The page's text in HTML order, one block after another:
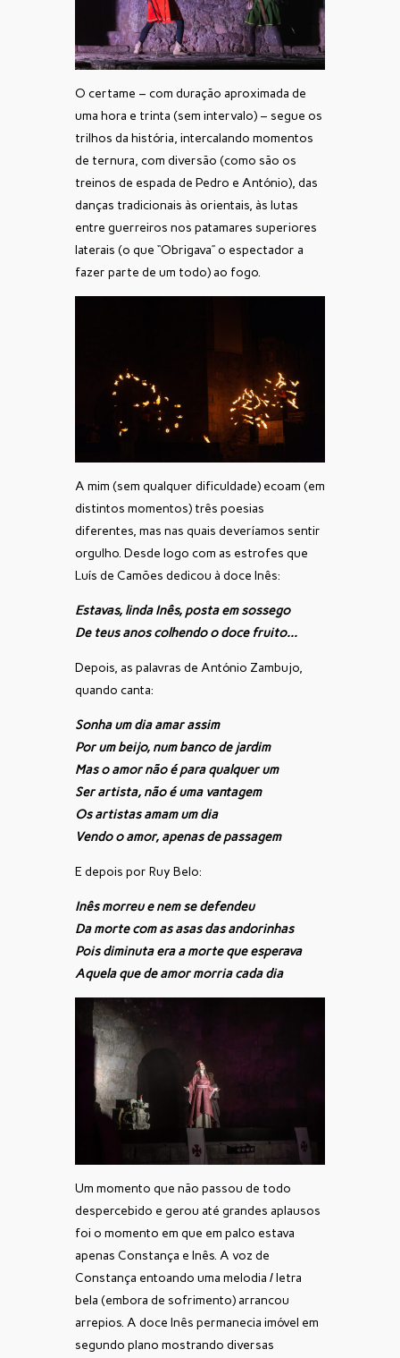
O certame – com duração aproximada de
uma hora e trinta (sem intervalo) – segue os
trilhos da história, intercalando momentos
de ternura, com diversão (como são os
treinos de espada de Pedro e António), das
danças tradicionais às orientais, às lutas
entre guerreiros nos patamares superiores
laterais (o que “Obrigava” o espectador a
fazer parte de um todo) ao fogo.
A mim (sem qualquer dificuldade) ecoam (em
distintos momentos) três poesias
diferentes, mas nas quais deveríamos sentir
orgulho. Desde logo com as estrofes que
Luís de Camões dedicou à doce Inês:
Estavas, linda Inês, posta em sossego
De teus anos colhendo o doce fruito…
Depois, as palavras de António Zambujo,
quando canta:
Sonha um dia amar assim
Por um beijo, num banco de jardim
Mas o amor não é para qualquer um
Ser artista, não é uma vantagem
Os artistas amam um dia
Vendo o amor, apenas de passagem
E depois por Ruy Belo:
Inês morreu e nem se defendeu
Da morte com as asas das andorinhas
Pois diminuta era a morte que esperava
Aquela que de amor morria cada dia
Um momento que não passou de todo
despercebido e gerou até grandes aplausos
foi o momento em que em palco estava
apenas Constança e Inês. A voz de
Constança entoando uma melodia / letra
bela (embora de sofrimento) arrancou
arrepios. A doce Inês permanecia imóvel em
segundo plano mostrando diversas